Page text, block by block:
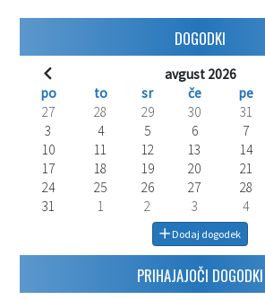
DOGODKI
avgust 2026
po
to sr če pe
27
28 29 30 31
3
4 5 6 7
10
11 12 13 14
17
18 19 20 21
24
25 26 27 28
31
1 2 3 4
Dodaj dogodek
PRIHAJAJOČI DOGODKI